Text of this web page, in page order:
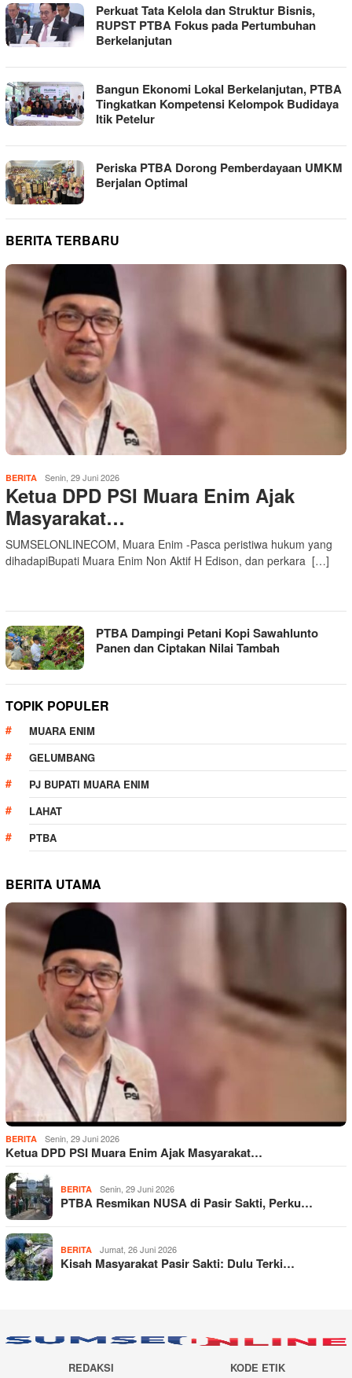
Perkuat Tata Kelola dan Struktur Bisnis,
RUPST PTBA Fokus pada Pertumbuhan
Berkelanjutan
Bangun Ekonomi Lokal Berkelanjutan, PTBA
Tingkatkan Kompetensi Kelompok Budidaya
Itik Petelur
Periska PTBA Dorong Pemberdayaan UMKM
Berjalan Optimal
BERITA TERBARU
BERITA Senin, 29 Juni 2026
Ketua DPD PSI Muara Enim Ajak
Masyarakat…
SUMSELONLINECOM, Muara Enim -Pasca peristiwa hukum yang
dihadapiBupati Muara Enim Non Aktif H Edison, dan perkara […]
PTBA Dampingi Petani Kopi Sawahlunto
Panen dan Ciptakan Nilai Tambah
TOPIK POPULER
MUARA ENIM
GELUMBANG
PJ BUPATI MUARA ENIM
LAHAT
PTBA
BERITA UTAMA
BERITA Senin, 29 Juni 2026
Ketua DPD PSI Muara Enim Ajak Masyarakat…
BERITA Senin, 29 Juni 2026
PTBA Resmikan NUSA di Pasir Sakti, Perku…
BERITA Jumat, 26 Juni 2026
Kisah Masyarakat Pasir Sakti: Dulu Terki…
REDAKSI KODE ETIK